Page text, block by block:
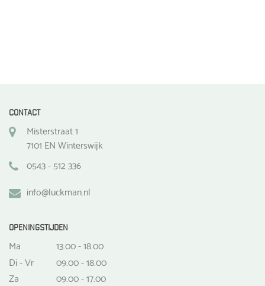
CONTACT
Misterstraat 1
7101 EN Winterswijk
0543 - 512 336
info@luckman.nl
OPENINGSTIJDEN
Ma
13.00 - 18.00
Di - Vr
09.00 - 18.00
Za
09.00 - 17.00